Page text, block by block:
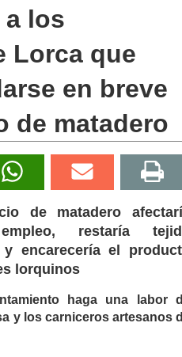
a los
Lorca que
en breve
de matadero
de matadero
restaría
encarecería el
lorquinos
haga una labor
y los carniceros artesanos